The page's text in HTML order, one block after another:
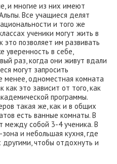
и многие из них имеют
Все учащиеся делят
и того же
ученики могут жить в
это позволяет им развивать
уверенность в себе,
раз, когда они живут вдали
могут запросить
менее, одноместная комната
как это зависит от того, как
программы.
такая же, как и в общих
есть ванные комнаты. В
между собой 3-4 ученика. В
и небольшая кухня, где
чтобы отдохнуть и